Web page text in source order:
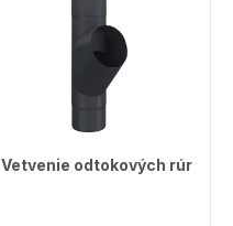
Vetvenie odtokových rúr